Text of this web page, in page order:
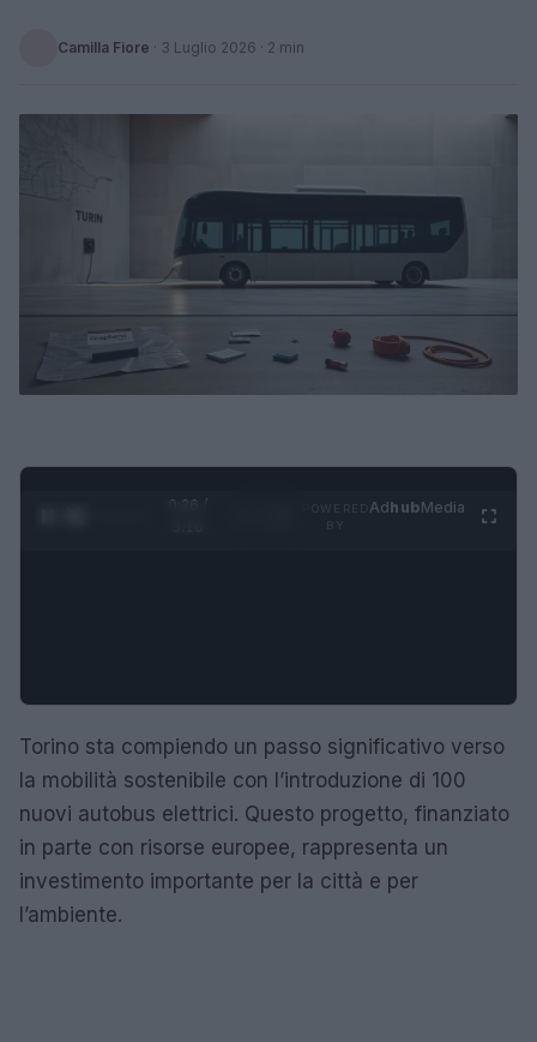
Camilla Fiore · 3 Luglio 2026 · 2 min
0:27 /
AdhubMedia
Torino sta compiendo un passo significativo verso
la mobilità sostenibile con l’introduzione di 100
nuovi autobus elettrici. Questo progetto, finanziato
in parte con risorse europee, rappresenta un
investimento importante per la città e per
l’ambiente.